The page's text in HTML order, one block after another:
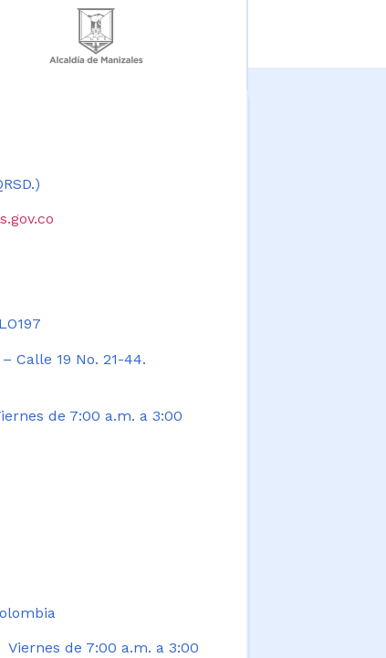
Calle 19 No. 21-44.
de 7:00 a.m. a 3:00
de 7:00 a.m. a 3:00